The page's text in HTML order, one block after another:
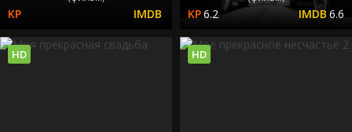
6.2 6.6
HD HD